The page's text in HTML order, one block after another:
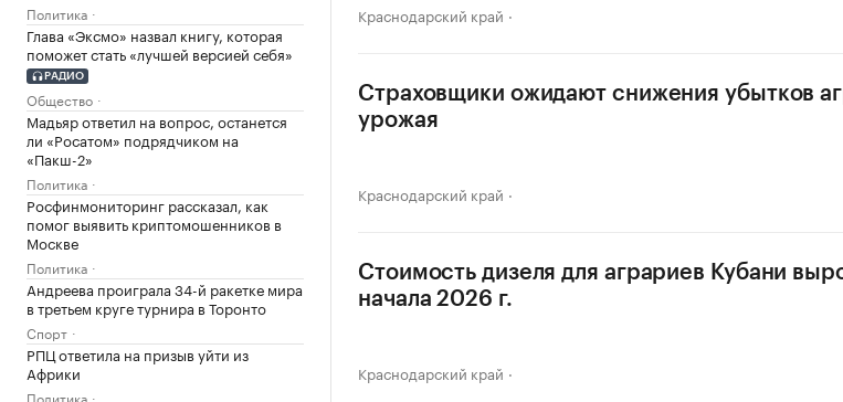
Политика
Глава «Эксмо» назвал книгу, которая
поможет стать «лучшей версией себя»
РАДИО
Общество
Мадьяр ответил на вопрос, останется
ли «Росатом» подрядчиком на
«Пакш-2»
Политика
Росфинмониторинг рассказал, как
помог выявить криптомошенников в
Москве
Политика
Андреева проиграла 34-й ракетке мира
в третьем круге турнира в Торонто
Спорт
РПЦ ответила на призыв уйти из
Африки
Политика
Краснодарский край
Страховщики ожидают снижения убытков
урожая
Краснодарский край
Стоимость дизеля для аграриев Кубани
начала 2026 г.
Краснодарский край